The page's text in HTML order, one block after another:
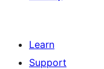
Learn
Support